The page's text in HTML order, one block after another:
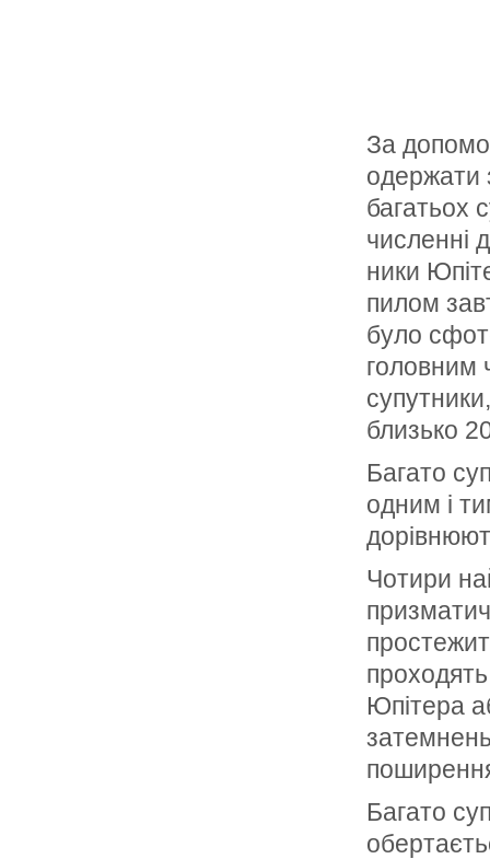
За
одержати
багатьох
численні
ники
пилом
було
головним
близько
Багато
одним і
Чотири
Юпітера
Багато